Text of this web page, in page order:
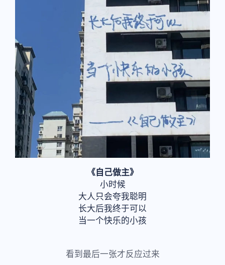
《自己做主》
小时候
大人只会夸我聪明
长大后我终于可以
当一个快乐的小孩
看到最后一张才反应过来